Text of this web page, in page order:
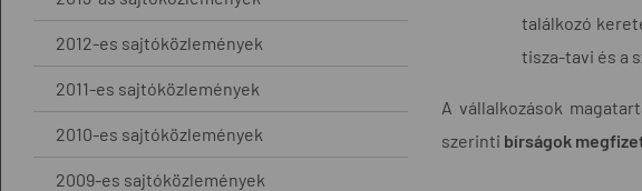
2012-es sajtóközlemények
2011-es sajtóközlemények
2010-es sajtóközlemények
2009-es sajtóközlemények
találkozó
tisza-tavi és a
A vállalkozások
szerinti bírságok